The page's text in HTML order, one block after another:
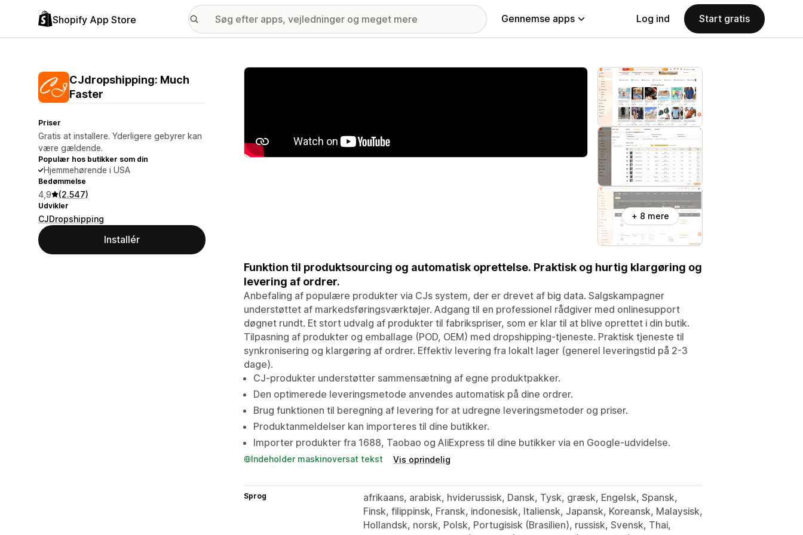
Shopify App Store Gennemse apps Log ind Start gratis
CJdropshipping: Much
Faster
Priser
Gratis at installere. Yderligere gebyrer kan
være gældende.
Populær hos butikker som din
Hjemmehørende i USA
Bedømmelse
4,9 (2.547)
Udvikler
CJDropshipping
Installér
Galleri med udvalgte billeder
+ 8 mere
Funktion til produktsourcing og automatisk oprettelse. Praktisk og hurtig klargøring og
levering af ordrer.
Anbefaling af populære produkter via CJs system, der er drevet af big data. Salgskampagner
understøttet af markedsføringsværktøjer. Adgang til en professionel rådgiver med onlinesupport
døgnet rundt. Et stort udvalg af produkter til fabrikspriser, som er klar til at blive oprettet i din butik.
Tilpasning af produkter og emballage (POD, OEM) med dropshipping-tjeneste. Praktisk tjeneste til
synkronisering og klargøring af ordrer. Effektiv levering fra lokalt lager (generel leveringstid på 2-3
dage).
CJ-produkter understøtter sammensætning af egne produktpakker.
Den optimerede leveringsmetode anvendes automatisk på dine ordrer.
Brug funktionen til beregning af levering for at udregne leveringsmetoder og priser.
Produktanmeldelser kan importeres til dine butikker.
Importer produkter fra 1688, Taobao og AliExpress til dine butikker via en Google-udvidelse.
Indeholder maskinoversat tekst Vis oprindelig
Sprog
afrikaans, arabisk, hviderussisk, Dansk, Tysk, græsk, Engelsk, Spansk,
Finsk, filippinsk, Fransk, indonesisk, Italiensk, Japansk, Koreansk, Malaysisk,
Hollandsk, norsk, Polsk, Portugisisk (Brasilien), russisk, Svensk, Thai,